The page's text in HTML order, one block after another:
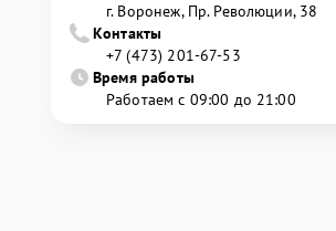
г. Воронеж, Пр. Революции, 38
Контакты
+7 (473) 201-67-53
Время работы
Работаем с 09:00 до 21:00